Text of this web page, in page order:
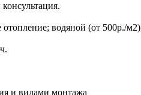
отопление; водяной (от 500р./
и видами монтажа